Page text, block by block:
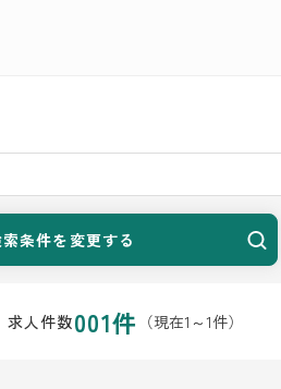
条件を変更する
求人件数001件 （現在1 ～1件）